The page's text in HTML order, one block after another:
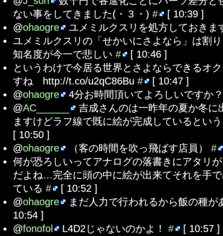
ない事をしてきました(・３・) # [ 10:39 ]
@ohaogre ユメミルクスリを処方しておきま
ユメミルクスリの「せかいにさよなら」は割
知名度が今一で悲しい # [ 10:46 ]
というわけで今居る世界とさよならできるオ
すね http://t.co/u2qC86Bu # [ 10:47 ]
@ohaogre 4分お時間頂いてよろしいですか
@AC______
吉成さんのは一昨年の夏か冬
ますけどラフ線で既に絵が完成しているとい
[ 10:50 ]
@ohaogre （客の時間を吹っ飛ばす店員） #
何が恐ろしいってアナログの落書きにアタリ
だよね…完全に頭の中に絵が出来てそれを手
ている # [ 10:52 ]
@ohaogre まだ人力で行われるから飯の種が
10:54 ]
@fonofol L4D2じゃないのかよ！ # [ 10:57 ]